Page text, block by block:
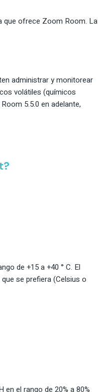
que ofrece Zoom Room. La
administrar y monitorear
volátiles (químicos
5.5.0 en adelante,
de +15 a +40 ° C. El
se prefiera (Celsius o
el rango de 20% a 80%